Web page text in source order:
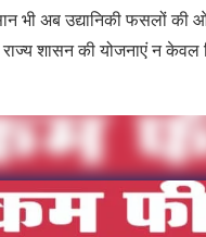
उद्यानिकी फसलों की ओर
शासन की योजनाएं न केवल